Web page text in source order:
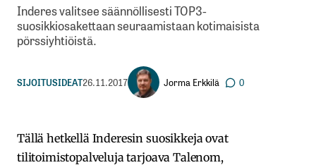
Inderes valitsee säännöllisesti TOP3-
suosikkiosakettaan seuraamistaan kotimaisista
pörssiyhtiöistä.
SIJOITUSIDEAT26.11.2017 Jorma Erkkilä 0
Tällä hetkellä Inderesin suosikkeja ovat
tilitoimistopalveluja tarjoava Talenom,